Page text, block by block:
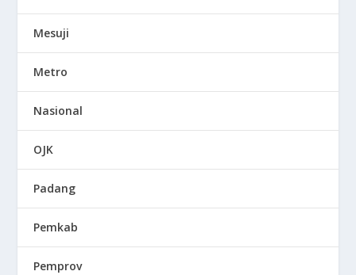
Mesuji
Metro
Nasional
OJK
Padang
Pemkab
Pemprov